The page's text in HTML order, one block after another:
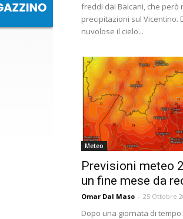
freddi dai Balcani, che
precipitazioni sul Vicentino.
nuvolose il cielo...
Meteo
Previsioni meteo
un fine mese da
Omar Dal Maso - 25 Ottobre
Dopo una giornata di